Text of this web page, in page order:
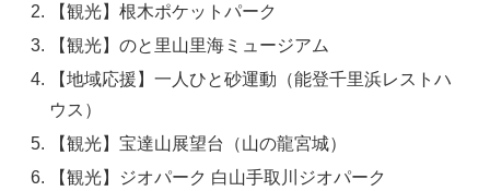
【観光】根木ポケットパーク
【観光】のと里山里海ミュージアム
【地域応援】一人ひと砂運動（能登千里浜レストハ
ウス）
【観光】宝達山展望台（山の龍宮城）
【観光】ジオパーク 白山手取川ジオパーク